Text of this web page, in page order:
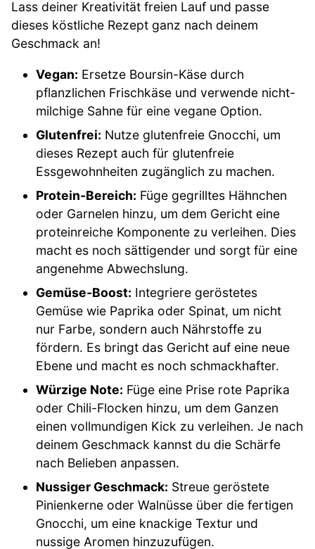
Lass deiner Kreativität freien Lauf und passe
dieses köstliche Rezept ganz nach deinem
Geschmack an!
Vegan: Ersetze Boursin-Käse durch
pflanzlichen Frischkäse und verwende nicht-
milchige Sahne für eine vegane Option.
Glutenfrei: Nutze glutenfreie Gnocchi, um
dieses Rezept auch für glutenfreie
Essgewohnheiten zugänglich zu machen.
Protein-Bereich: Füge gegrilltes Hähnchen
oder Garnelen hinzu, um dem Gericht eine
proteinreiche Komponente zu verleihen. Dies
macht es noch sättigender und sorgt für eine
angenehme Abwechslung.
Gemüse-Boost: Integriere geröstetes
Gemüse wie Paprika oder Spinat, um nicht
nur Farbe, sondern auch Nährstoffe zu
fördern. Es bringt das Gericht auf eine neue
Ebene und macht es noch schmackhafter.
Würzige Note: Füge eine Prise rote Paprika
oder Chili-Flocken hinzu, um dem Ganzen
einen vollmundigen Kick zu verleihen. Je nach
deinem Geschmack kannst du die Schärfe
nach Belieben anpassen.
Nussiger Geschmack: Streue geröstete
Pinienkerne oder Walnüsse über die fertigen
Gnocchi, um eine knackige Textur und
nussige Aromen hinzuzufügen.